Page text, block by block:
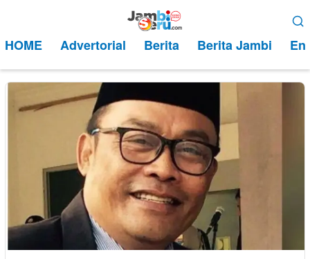
kontenMobile
HOME Advertorial Berita Berita Jambi